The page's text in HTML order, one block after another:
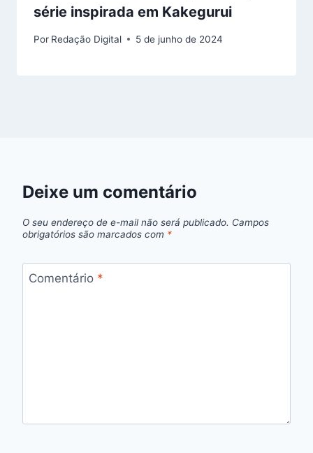
série inspirada em Kakegurui
Por Redação Digital 5 de junho de 2024
Deixe um comentário
O seu endereço de e-mail não será publicado. Campos
obrigatórios são marcados com *
Comentário *